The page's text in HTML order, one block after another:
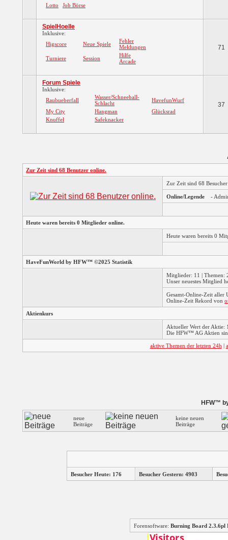
Lotto Job Börse
SpielHoelle
Inklusive:
Higscore
Neue Spiele
Fehler
Meldungen
Turniere
Session
Hilfe
Arcade
71
Forum Spiele
Inklusive:
Raubueberfall
Wasser/Schneeball-
Schlacht
HavefunWurf
My City
Hangman
Glücksrad
Knuffel
Safeknacker
37
Zur Zeit sind 68 Benutzer online.
Zur Zeit sind 68
Online/Legende -
Heute waren bereits 0 Mitglieder online.
Heute waren bereits 0
HaveFunWorld by HFW™ ©2025 Statistik
Mitglieder: 11 | Themen:
Unser neuestes Mitglied
Gesamt-Online-Zeit aller
Online-Zeit Rekord von
Aktienkurs
Aktueller Wert der Aktie:
Die HFW™ AG Aktien
aktive Themen der letzten 24h |
HFW™
neue
Beiträge
keine neuen
Beiträge
Besucher Heute: 176 Besucher Gestern: 4903
Forensoftware: Burning Board